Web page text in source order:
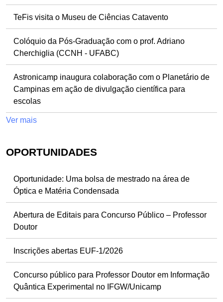
TeFis visita o Museu de Ciências Catavento
Colóquio da Pós-Graduação com o prof. Adriano
Cherchiglia (CCNH - UFABC)
Astronicamp inaugura colaboração com o Planetário de
Campinas em ação de divulgação científica para
escolas
Ver mais
OPORTUNIDADES
Oportunidade: Uma bolsa de mestrado na área de
Óptica e Matéria Condensada
Abertura de Editais para Concurso Público – Professor
Doutor
Inscrições abertas EUF-1/2026
Concurso público para Professor Doutor em Informação
Quântica Experimental no IFGW/Unicamp